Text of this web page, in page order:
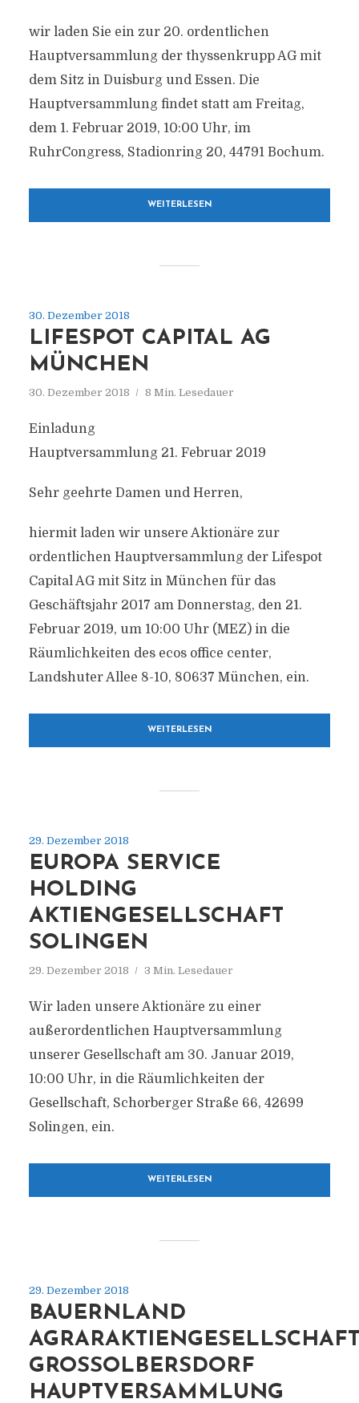
wir laden Sie ein zur 20. ordentlichen
Hauptversammlung der thyssenkrupp AG mit
dem Sitz in Duisburg und Essen. Die
Hauptversammlung findet statt am Freitag,
dem 1. Februar 2019, 10:00 Uhr, im
RuhrCongress, Stadionring 20, 44791 Bochum.
WEITERLESEN
30. Dezember 2018
LIFESPOT CAPITAL AG
MÜNCHEN
30. Dezember 2018 8 Min. Lesedauer
Einladung
Hauptversammlung 21. Februar 2019
Sehr geehrte Damen und Herren,
hiermit laden wir unsere Aktionäre zur
ordentlichen Hauptversammlung der Lifespot
Capital AG mit Sitz in München für das
Geschäftsjahr 2017 am Donnerstag, den 21.
Februar 2019, um 10:00 Uhr (MEZ) in die
Räumlichkeiten des ecos office center,
Landshuter Allee 8-10, 80637 München, ein.
WEITERLESEN
29. Dezember 2018
EUROPA SERVICE
HOLDING
AKTIENGESELLSCHAFT
SOLINGEN
29. Dezember 2018 3 Min. Lesedauer
Wir laden unsere Aktionäre zu einer
außerordentlichen Hauptversammlung
unserer Gesellschaft am 30. Januar 2019,
10:00 Uhr, in die Räumlichkeiten der
Gesellschaft, Schorberger Straße 66, 42699
Solingen, ein.
WEITERLESEN
29. Dezember 2018
BAUERNLAND
AGRARAKTIENGESELLSCHAFT
GROSSOLBERSDORF H
AUPTVERSAMMLUNG